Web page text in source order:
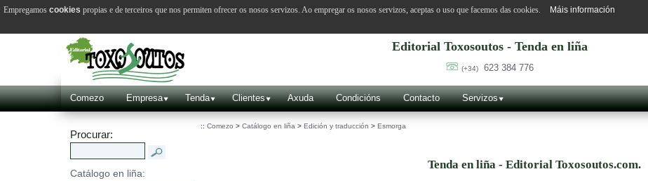
Editorial Toxosoutos - Tenda en liña
(+34) 623 384 776
Comezo Empresa Tenda Clientes Axuda Condicións Contacto Servizos
Procurar:
Catálogo en liña:
:: Comezo > Catálogo en liña > Edición y traducción > Esmorga
Tenda en liña - Editorial Toxosoutos.com.
Empregamos cookies propias e de terceiros que nos permiten ofrecer os nosos servizos. Ao empregar os nosos servizos, aceptas o uso que facemos das cookies. Máis información